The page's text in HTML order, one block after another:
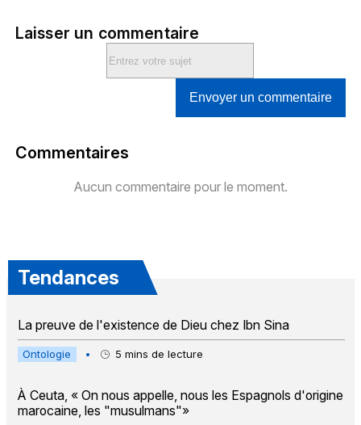
Laisser un commentaire
Envoyer un commentaire
Commentaires
Aucun commentaire pour le moment.
Tendances
La preuve de l'existence de Dieu chez Ibn Sina
Ontologie • 5 mins de lecture
À Ceuta, « On nous appelle, nous les Espagnols d'origine
marocaine, les "musulmans"»